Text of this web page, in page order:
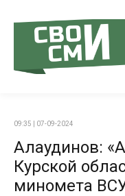
09:35 | 07-09-2024
Алаудинов:
Курской
миномета